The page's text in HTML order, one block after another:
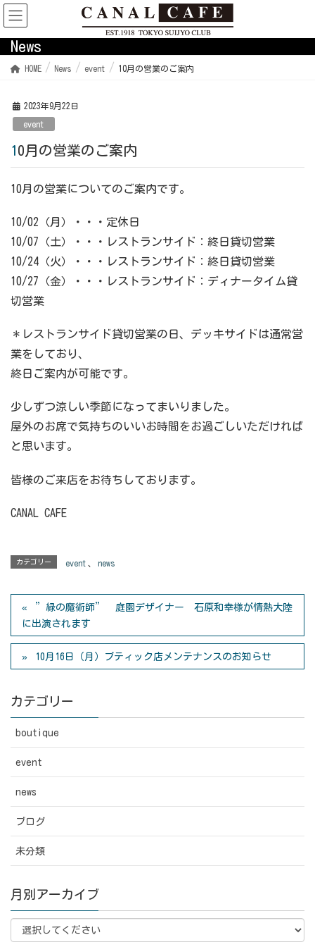
News
HOME News event 10月の営業のご案内
2023年9月22日
event
10月の営業のご案内
10月の営業についてのご案内です。
10/02（月）・・・定休日
10/07（土）・・・レストランサイド：終日貸切営業
10/24（火）・・・レストランサイド：終日貸切営業
10/27（金）・・・レストランサイド：ディナータイム貸
切営業
＊レストランサイド貸切営業の日、デッキサイドは通常営
業をしており、
終日ご案内が可能です。
少しずつ涼しい季節になってまいりました。
屋外のお席で気持ちのいいお時間をお過ごしいただければ
と思います。
皆様のご来店をお待ちしております。
CANAL CAFE
カテゴリー event news
”緑の魔術師” 庭園デザイナー 石原和幸様が情熱大陸
に出演されます
10月16日（月）ブティック店メンテナンスのお知らせ
カテゴリー
boutique
event
news
ブログ
未分類
月別アーカイブ